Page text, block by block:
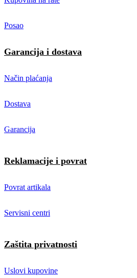
Posao
Garancija i dostava
Način plaćanja
Dostava
Garancija
Reklamacije i povrat
Povrat artikala
Servisni centri
Zaštita privatnosti
Uslovi kupovine